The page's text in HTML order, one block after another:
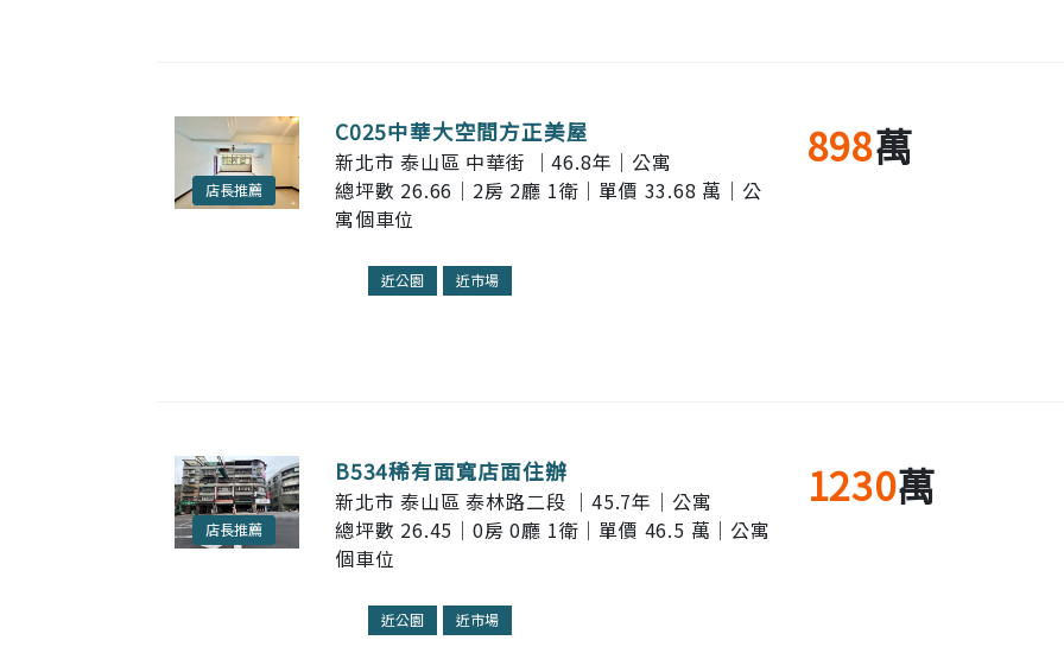
店長推薦
C025中華大空間方正美屋
新北市 泰山區 中華街 ｜46.8年｜公寓
總坪數 26.66｜2房 2廳 1衛｜單價 33.68 萬｜公
寓個車位
近公園 近市場
898萬
店長推薦
B534稀有面寬店面住辦
新北市 泰山區 泰林路二段 ｜45.7年｜公寓
總坪數 26.45｜0房 0廳 1衛｜單價 46.5 萬｜公寓
個車位
近公園 近市場
1230萬